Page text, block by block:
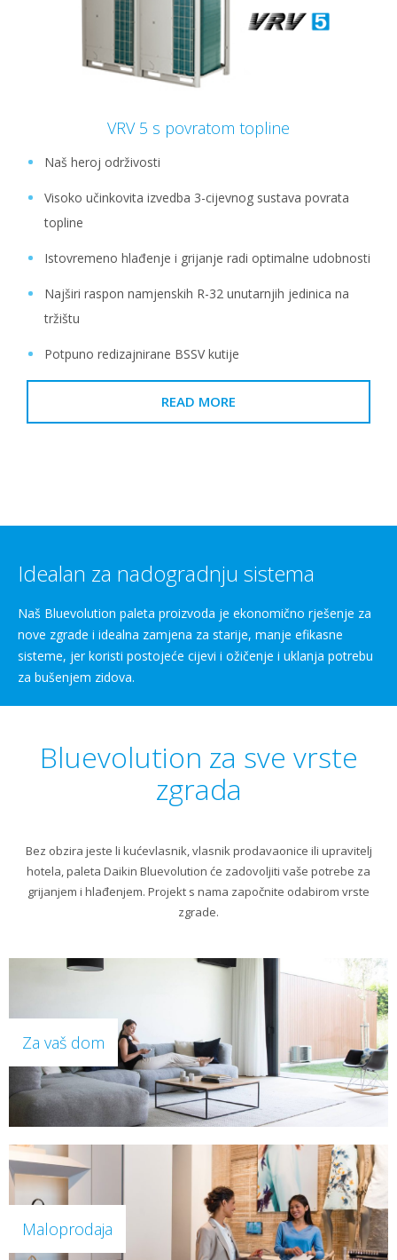
VRV 5 s povratom topline
Naš heroj održivosti
Visoko učinkovita izvedba 3-cijevnog sustava povrata
topline
Istovremeno hlađenje i grijanje radi optimalne udobnosti
Najširi raspon namjenskih R-32 unutarnjih jedinica na
tržištu
Potpuno redizajnirane BSSV kutije
READ MORE
Idealan za nadogradnju sistema
Naš Bluevolution paleta proizvoda je ekonomično rješenje za
nove zgrade i idealna zamjena za starije, manje efikasne
sisteme, jer koristi postojeće cijevi i ožičenje i uklanja potrebu
za bušenjem zidova.
Bluevolution za sve vrste
zgrada
Bez obzira jeste li kućevlasnik, vlasnik prodavaonice ili upravitelj
hotela, paleta Daikin Bluevolution će zadovoljiti vaše potrebe za
grijanjem i hlađenjem. Projekt s nama započnite odabirom vrste
zgrade.
Za vaš dom
Maloprodaja